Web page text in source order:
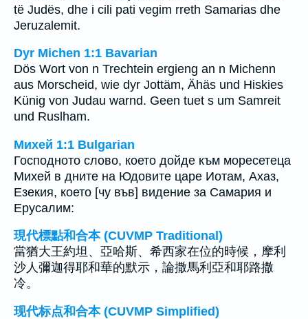
të Judës, dhe i cili pati vegim rreth Samarias dhe
Jeruzalemit.
Dyr Michen 1:1 Bavarian
Dös Wort von n Trechtein ergieng an n Michenn
aus Morscheid, wie dyr Jottäm, Ähäs und Hiskies
Künig von Judau warnd. Geen tuet s um Samreit
und Ruslham.
Михей 1:1 Bulgarian
Господното слово, което дойде към моресетеца
Михей в дните на Юдовите царе Иотам, Ахаз,
Езекия, което [чу във] видение за Самария и
Ерусалим:
現代標點和合本 (CUVMP Traditional)
當猶大王約坦、亞哈斯、希西家在位的時候，摩利
沙人彌迦得耶和華的默示，論撒馬利亞和耶路撒
冷。
现代标点和合本 (CUVMP Simplified)